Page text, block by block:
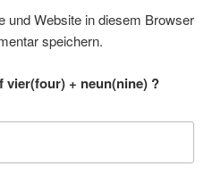
und Website in diesem Browser
speichern.
vier(four) + neun(nine) ?